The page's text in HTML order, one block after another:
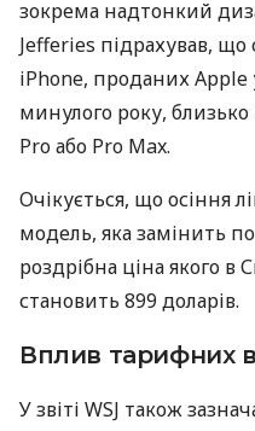
зокрема надтонкий
Jefferies підрахував,
iPhone, проданих
минулого року,
Pro або Pro Max.
Очікується, що осіння
модель, яка замінить
роздрібна ціна якого
становить 899 доларів.
Вплив тарифних
У звіті WSJ також